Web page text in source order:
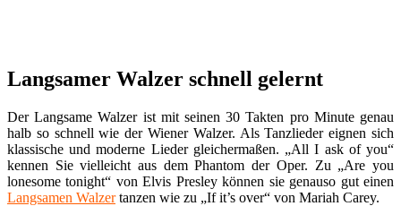
Langsamer Walzer schnell gelernt
Der Langsame Walzer ist mit seinen 30 Takten pro Minute genau
halb so schnell wie der Wiener Walzer. Als Tanzlieder eignen sich
klassische und moderne Lieder gleichermaßen. „All I ask of you“
kennen Sie vielleicht aus dem Phantom der Oper. Zu „Are you
lonesome tonight“ von Elvis Presley können sie genauso gut einen
Langsamen Walzertanzen wie zu „If it’s over“ von Mariah Carey.